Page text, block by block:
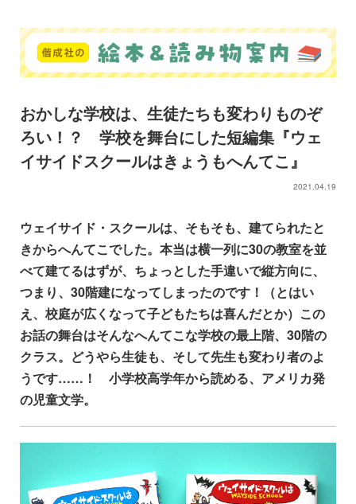
おかしな学校は、生徒たちも変わりものぞ
ろい！？ 学校を舞台にした短編集『ウェ
イサイドスクールはきょうもへんてこ』
2021.04.19
ウェイサイド・スクールは、そもそも、建てられたと
きからへんてこでした。本当は横一列に30の教室を並
べて建てるはずが、ちょっとした手違いで縦方向に、
つまり、30階建になってしまったのです！（とはい
え、校庭が広くなって子どもたちは喜んだとか）この
お話の舞台はそんなへんてこな学校の最上階、30階の
クラス。どうやら生徒も、そして先生も変わり者のよ
うです……！ 小学校高学年から読める、アメリカ発
の児童文学。